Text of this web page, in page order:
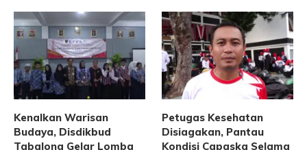
Kenalkan Warisan
Budaya, Disdikbud
Tabalong Gelar Lomba
Petugas Kesehatan
Disiagakan, Pantau
Kondisi Capaska Selama